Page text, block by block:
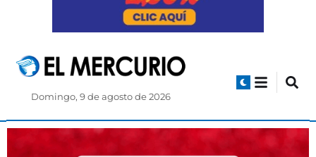
Domingo, 9 de agosto de 2026